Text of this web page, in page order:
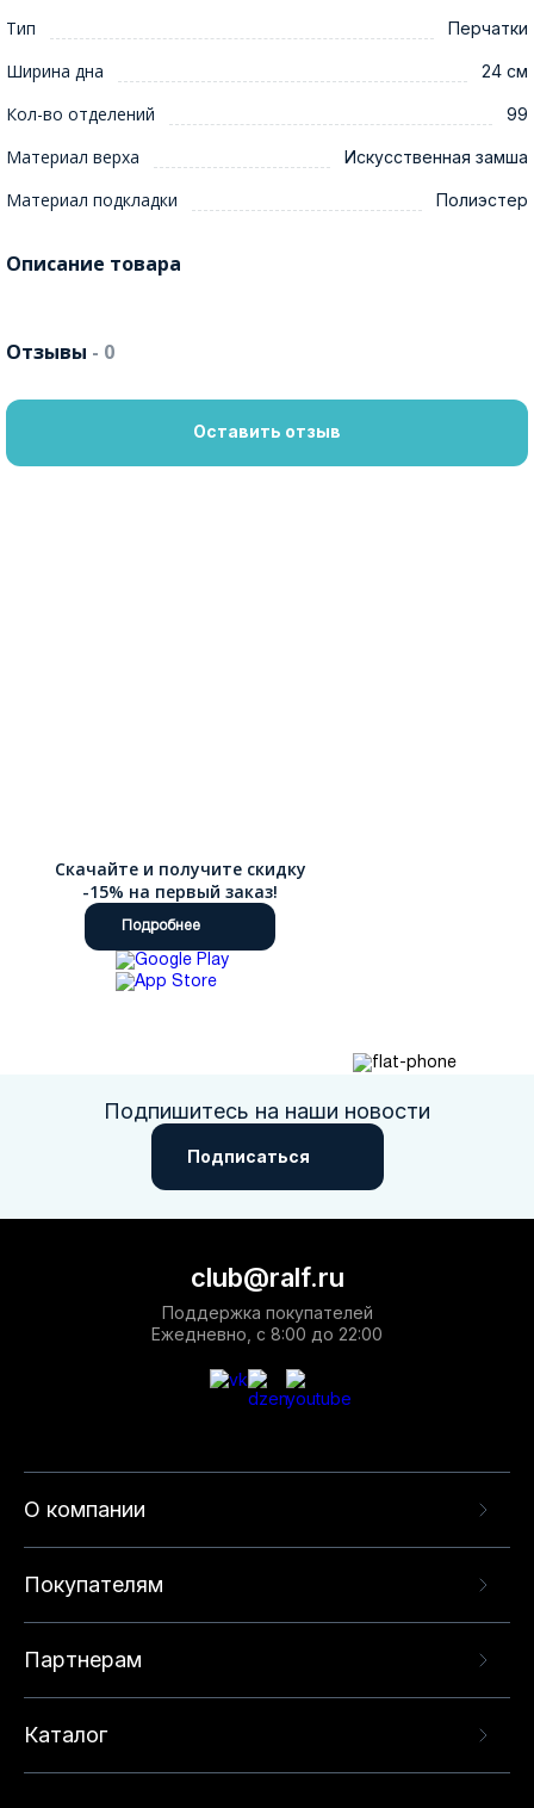
Тип Перчатки
Ширина дна 24 см
Кол-во отделений 99
Материал верха Искусственная замша
Материал подкладки Полиэстер
Описание товара
Отзывы - 0
Оставить отзыв
Скачайте и получите скидку
-15% на первый заказ!
Подробнее
Подпишитесь на наши новости
Подписаться
О компании
Покупателям
Партнерам
Каталог
club@ralf.ru
Поддержка покупателей
Ежедневно, с 8:00 до 22:00